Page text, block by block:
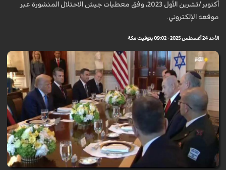
أكتوبر/تشرين الأول 2023، وفق معطيات جيش الاحتلال المنشورة عبر
موقعه الإلكتروني.
الأحد 24 أغسطس 2025 - 09:02 بتوقيت مكة